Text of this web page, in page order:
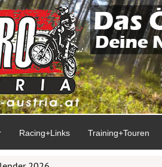
Racing+Links Training+Touren